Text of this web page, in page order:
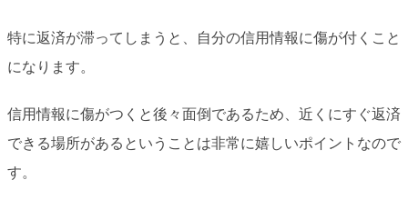
特に返済が滞ってしまうと、自分の信用情報に傷が付くこと
になります。
信用情報に傷がつくと後々面倒であるため、近くにすぐ返済
できる場所があるということは非常に嬉しいポイントなので
す。